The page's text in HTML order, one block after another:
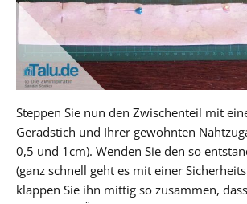
Steppen Sie nun den Zwischenteil mit
Geradstich und Ihrer gewohnten
0,5 und 1cm). Wenden Sie den so
(ganz schnell geht es mit einer
klappen Sie ihn mittig so zusammen,